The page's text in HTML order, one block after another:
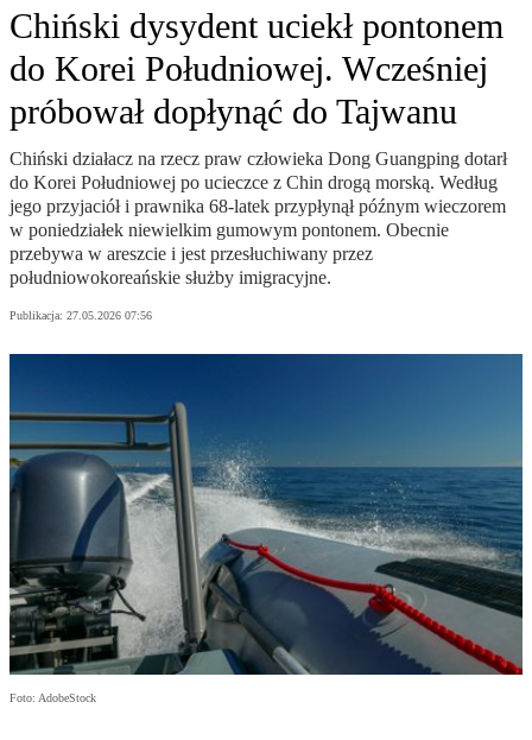
Chiński dysydent uciekł pontonem
do Korei Południowej. Wcześniej
próbował dopłynąć do Tajwanu
Chiński działacz na rzecz praw człowieka Dong Guangping dotarł
do Korei Południowej po ucieczce z Chin drogą morską. Według
jego przyjaciół i prawnika 68-latek przypłynął późnym wieczorem
w poniedziałek niewielkim gumowym pontonem. Obecnie
przebywa w areszcie i jest przesłuchiwany przez
południowokoreańskie służby imigracyjne.
Publikacja: 27.05.2026 07:56
Foto: AdobeStock